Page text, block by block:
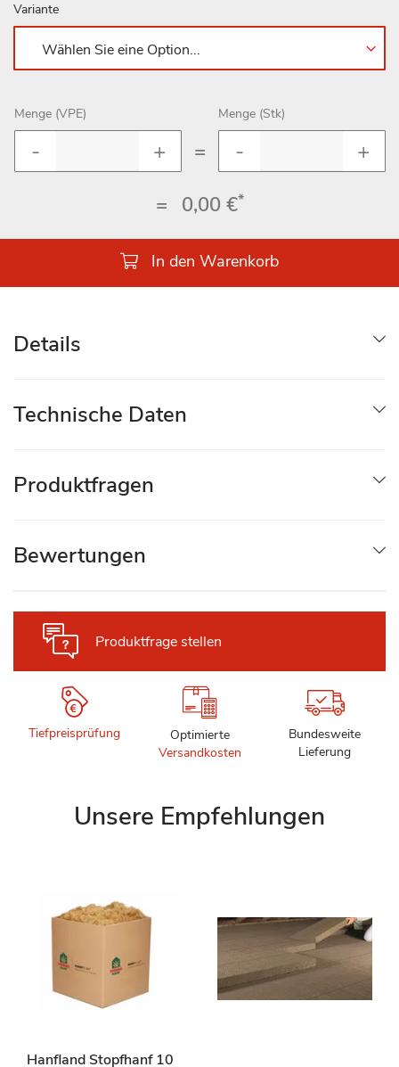
Variante
Menge (VPE)
=
Menge (Stk)
= 0,00 €*
In den Warenkorb
Produktfrage stellen
Tiefpreisprüfung
Optimierte
Versandkosten
Bundesweite
Lieferung
Details
Technische Daten
Produktfragen
Bewertungen
Unsere Empfehlungen
Hanfland Stopfhanf 10